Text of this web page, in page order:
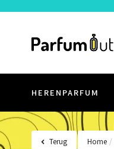
HERENPARFUM
Terug Home /